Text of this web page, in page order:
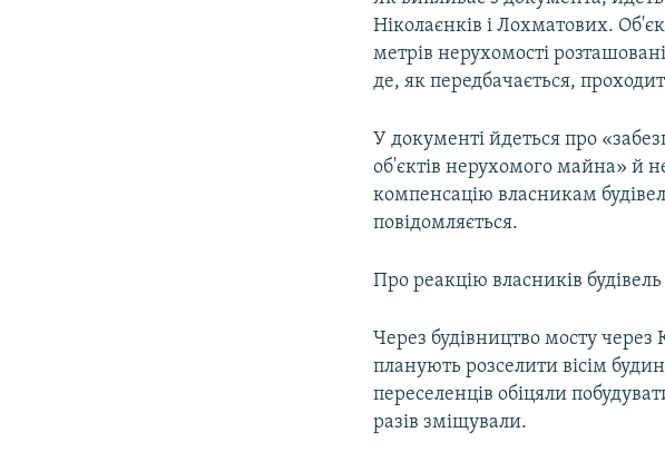
Ніколаєнків і Лохматових.
метрів нерухомості
де, як передбачається,
У документі йдеться про
об'єктів нерухомого майна» й
компенсацію власникам
повідомляється.
Про реакцію власників
Через будівництво мосту через
планують розселити вісім
переселенців обіцяли
разів зміщували.